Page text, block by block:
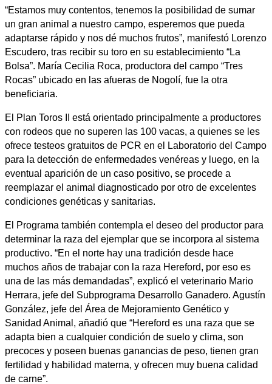
“Estamos muy contentos, tenemos la posibilidad de sumar
un gran animal a nuestro campo, esperemos que pueda
adaptarse rápido y nos dé muchos frutos”, manifestó Lorenzo
Escudero, tras recibir su toro en su establecimiento “La
Bolsa”. María Cecilia Roca, productora del campo “Tres
Rocas” ubicado en las afueras de Nogolí, fue la otra
beneficiaria.
El Plan Toros II está orientado principalmente a productores
con rodeos que no superen las 100 vacas, a quienes se les
ofrece testeos gratuitos de PCR en el Laboratorio del Campo
para la detección de enfermedades venéreas y luego, en la
eventual aparición de un caso positivo, se procede a
reemplazar el animal diagnosticado por otro de excelentes
condiciones genéticas y sanitarias.
El Programa también contempla el deseo del productor para
determinar la raza del ejemplar que se incorpora al sistema
productivo. “En el norte hay una tradición desde hace
muchos años de trabajar con la raza Hereford, por eso es
una de las más demandadas”, explicó el veterinario Mario
Herrara, jefe del Subprograma Desarrollo Ganadero. Agustín
González, jefe del Área de Mejoramiento Genético y
Sanidad Animal, añadió que “Hereford es una raza que se
adapta bien a cualquier condición de suelo y clima, son
precoces y poseen buenas ganancias de peso, tienen gran
fertilidad y habilidad materna, y ofrecen muy buena calidad
de carne”.